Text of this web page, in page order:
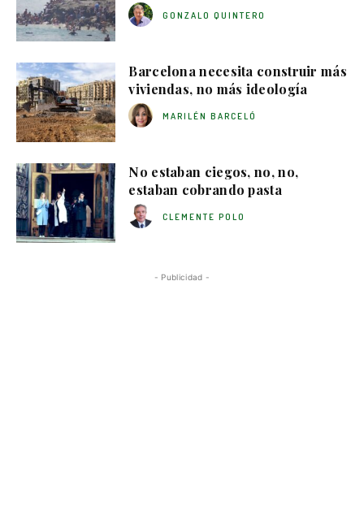
GONZALO QUINTERO
Barcelona necesita construir más
viviendas, no más ideología
MARILÉN BARCELÓ
No estaban ciegos, no, no,
estaban cobrando pasta
CLEMENTE POLO
- Publicidad -